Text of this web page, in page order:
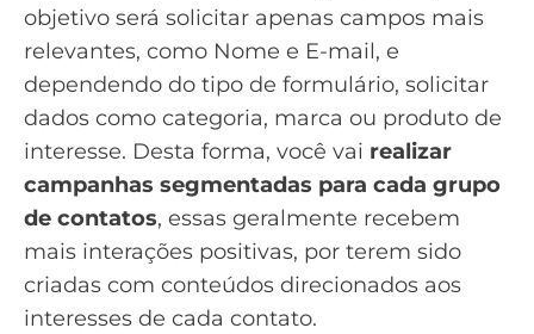
objetivo será solicitar apenas campos mais
relevantes, como Nome e E-mail, e
dependendo do tipo de formulário, solicitar
dados como categoria, marca ou produto de
interesse. Desta forma, você vai realizar
campanhas segmentadas para cada grupo
de contatos, essas geralmente recebem
mais interações positivas, por terem sido
criadas com conteúdos direcionados aos
interesses de cada contato.